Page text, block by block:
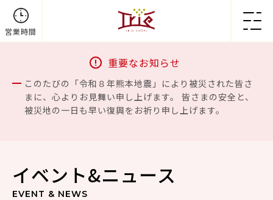
営業時間
重要なお知らせ
このたびの「令和８年熊本地震」により被災された皆さ
まに、心よりお見舞い申し上げます。 皆さまの安全と、
被災地の一日も早い復興をお祈り申し上げます。
イベント&ニュース
EVENT & NEWS